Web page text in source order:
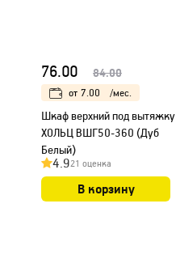
76.00 84.00
от 7.00 /мес.
Шкаф верхний под вытяжку
ХОЛЬЦ ВШГ50-360 (Дуб
Белый)
4.921 оценка
В корзину